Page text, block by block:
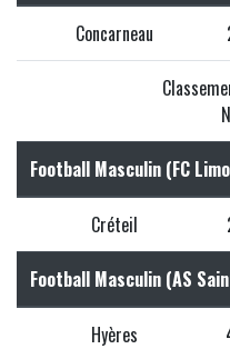
Concarneau
Football Masculin (FC
Créteil
Football Masculin (AS
Hyères